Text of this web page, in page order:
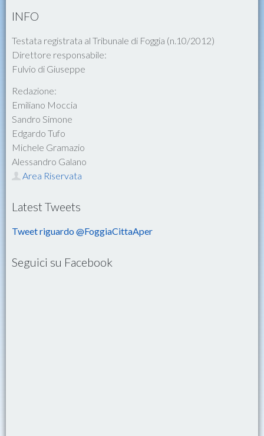
INFO
Testata registrata al Tribunale di Foggia (n.10/2012)
Direttore responsabile:
Fulvio di Giuseppe
Redazione:
Emiliano Moccia
Sandro Simone
Edgardo Tufo
Michele Gramazio
Alessandro Galano
Area Riservata
Latest Tweets
Tweet riguardo @FoggiaCittaAper
Seguici su Facebook